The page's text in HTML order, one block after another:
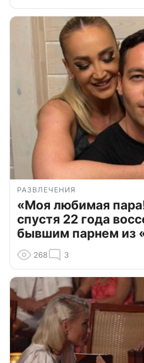
РАЗВЛЕЧЕНИЯ
«Моя любимая
спустя 22 года
бывшим парнем из
268 3